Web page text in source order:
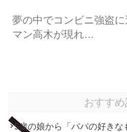
夢の中でコンビニ強盗
マン高木が現れ…
おすす
5歳の娘から「パパの好きな